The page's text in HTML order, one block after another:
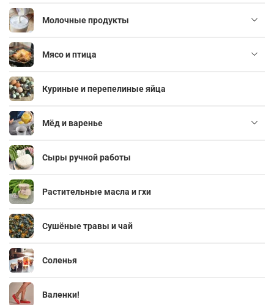
Молочные продукты
Мясо и птица
Куриные и перепелиные яйца
Мёд и варенье
Сыры ручной работы
Растительные масла и гхи
Сушёные травы и чай
Соленья
Валенки!